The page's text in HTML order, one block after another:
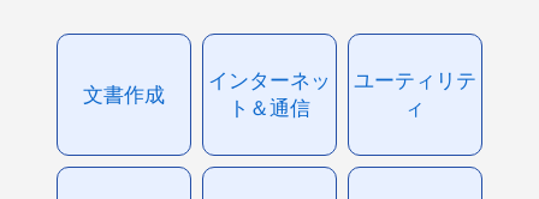
文書作成
インターネッ
ト＆通信
ユーティリテ
ィ